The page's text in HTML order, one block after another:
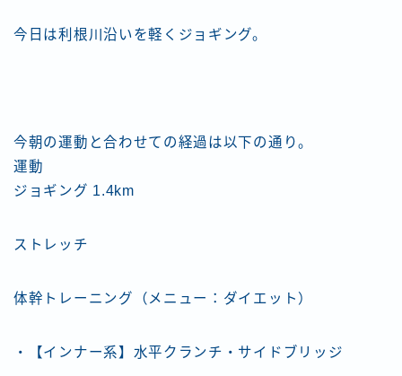
今日は利根川沿いを軽くジョギング。
今朝の運動と合わせての経過は以下の通り。
運動
ジョギング 1.4km
ストレッチ
体幹トレーニング（メニュー：ダイエット）
・【インナー系】水平クランチ・サイドブリッジ